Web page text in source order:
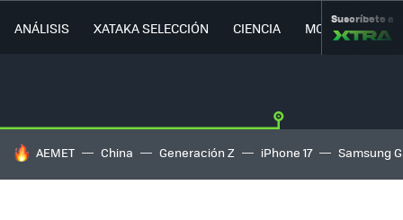
ANÁLISIS XATAKA SELECCIÓN CIENCIA MOVILIDAD
Suscríbete a
HOY SE HABLA DE
AEMET China Generación Z iPhone 17 Samsung